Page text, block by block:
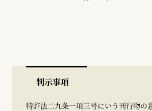
判示事項
特許法二九条一項三号にいう刊行物の